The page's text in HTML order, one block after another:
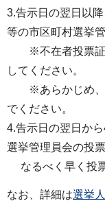
3.告示日の翌日以
等の市区町村選挙
※不在者投票証
してください。
※あらかじめ、
でください。
4.告示日の翌日か
選挙管理員会の投
なるべく早く投
なお、詳細は選挙